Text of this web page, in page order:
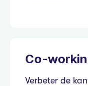
Co-
Verbeter de